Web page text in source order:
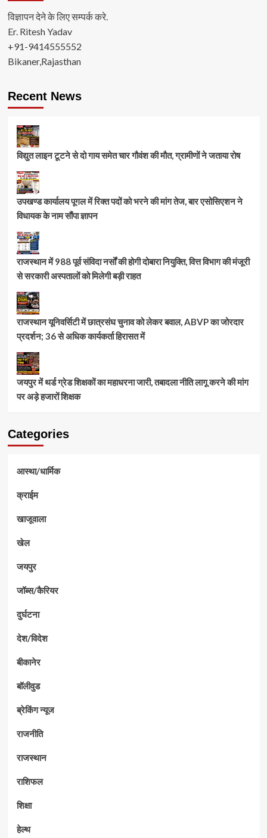
विज्ञापन देने के लिए सम्पर्क करे.
Er. Ritesh Yadav
+91-9414555552
Bikaner,Rajasthan
Recent News
विद्युत लाइन टूटने से दो गाय समेत चार गौवंश की मौत, ग्रामीणों ने जताया रोष
उपखण्ड कार्यालय पूगल में रिक्त पदों को भरने की मांग तेज, बार एसोसिएशन ने
विधायक के नाम सौंपा ज्ञापन
राजस्थान में 988 पूर्व संविदा नर्सों की होगी दोबारा नियुक्ति, वित्त विभाग की मंजूरी
से सरकारी अस्पतालों को मिलेगी बड़ी राहत
राजस्थान यूनिवर्सिटी में छात्रसंघ चुनाव को लेकर बवाल, ABVP का जोरदार
प्रदर्शन; 36 से अधिक कार्यकर्ता हिरासत में
जयपुर में थर्ड ग्रेड शिक्षकों का महाधरना जारी, तबादला नीति लागू करने की मांग
पर अड़े हजारों शिक्षक
Categories
आस्था/धार्मिक
क्राईम
खाजूवाला
खेल
जयपुर
जॉब्स/कैरियर
दुर्घटना
देश/विदेश
बीकानेर
बॉलीवुड
ब्रेकिंग न्यूज
राजनीति
राजस्थान
राशिफल
शिक्षा
हेल्थ